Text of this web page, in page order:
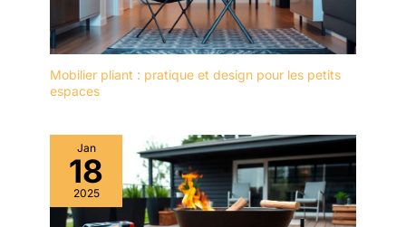
Mobilier pliant : pratique et design pour les petits
espaces
Jan
18
2025